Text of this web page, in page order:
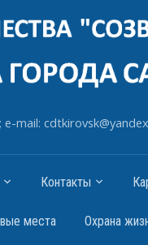
mail:
Контакты
места Охрана